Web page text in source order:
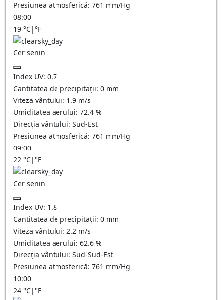
Presiunea atmosferică: 761 mm/Hg
08:00
19 °C|°F
Cer senin
Index UV: 0.7
Cantitatea de precipitații: 0 mm
Viteza vântului: 1.9 m/s
Umiditatea aerului: 72.4 %
Direcția vântului: Sud-Est
Presiunea atmosferică: 761 mm/Hg
09:00
22 °C|°F
Cer senin
Index UV: 1.8
Cantitatea de precipitații: 0 mm
Viteza vântului: 2.2 m/s
Umiditatea aerului: 62.6 %
Direcția vântului: Sud-Sud-Est
Presiunea atmosferică: 761 mm/Hg
10:00
24 °C|°F